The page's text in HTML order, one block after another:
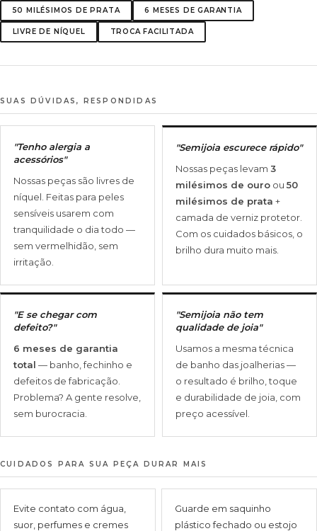
50 MILÉSIMOS DE PRATA 6 MESES DE GARANTIA
LIVRE DE NÍQUEL TROCA FACILITADA
SUAS DÚVIDAS, RESPONDIDAS
"Tenho alergia a
acessórios"
Nossas peças são livres de
níquel. Feitas para peles
sensíveis usarem com
tranquilidade o dia todo —
sem vermelhidão, sem
irritação.
"Semijoia escurece rápido"
Nossas peças levam 3
milésimos de ouro ou 50
milésimos de prata +
camada de verniz protetor.
Com os cuidados básicos, o
brilho dura muito mais.
"E se chegar com
defeito?"
6 meses de garantia
total — banho, fechinho e
defeitos de fabricação.
Problema? A gente resolve,
sem burocracia.
"Semijoia não tem
qualidade de joia"
Usamos a mesma técnica
de banho das joalherias —
o resultado é brilho, toque
e durabilidade de joia, com
preço acessível.
CUIDADOS PARA SUA PEÇA DURAR MAIS
Evite contato com água,
suor, perfumes e cremes
Guarde em saquinho
plástico fechado ou estojo